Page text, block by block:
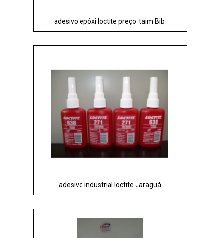
adesivo epóxi loctite preço Itaim Bibi
adesivo industrial loctite Jaraguá